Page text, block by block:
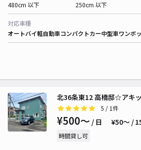
480cm 以下
250cm 以下
対応車種
オートバイ軽自動車コンパクトカー中型車ワンボ
北36条東12 高橋邸☆アキ
5 / 1件
¥500〜 / 日 ¥50〜 /
時間貸し可